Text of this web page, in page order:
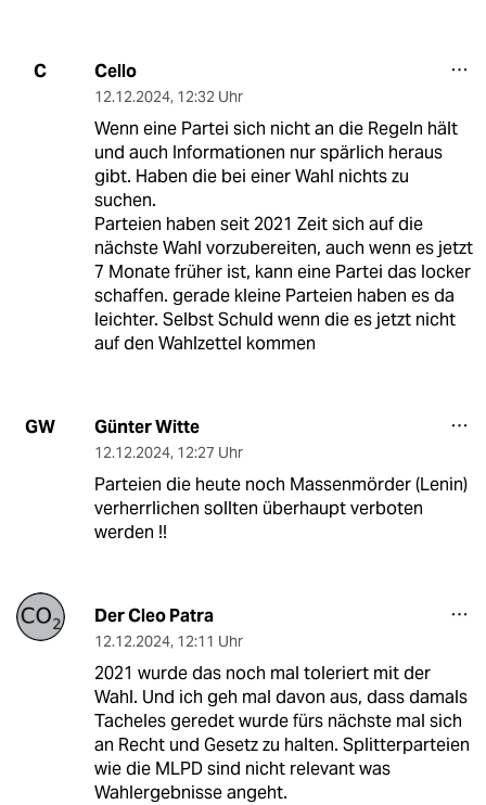
C Cello
12.12.2024, 12:32 Uhr
Wenn eine Partei sich nicht an die Regeln hält
und auch Informationen nur spärlich heraus
gibt. Haben die bei einer Wahl nichts zu
suchen.
Parteien haben seit 2021 Zeit sich auf die
nächste Wahl vorzubereiten, auch wenn es jetzt
7 Monate früher ist, kann eine Partei das locker
schaffen. gerade kleine Parteien haben es da
leichter. Selbst Schuld wenn die es jetzt nicht
auf den Wahlzettel kommen
GW Günter Witte
12.12.2024, 12:27 Uhr
Parteien die heute noch Massenmörder (Lenin)
verherrlichen sollten überhaupt verboten
werden !!
Der Cleo Patra
12.12.2024, 12:11 Uhr
2021 wurde das noch mal toleriert mit der
Wahl. Und ich geh mal davon aus, dass damals
Tacheles geredet wurde fürs nächste mal sich
an Recht und Gesetz zu halten. Splitterparteien
wie die MLPD sind nicht relevant was
Wahlergebnisse angeht.